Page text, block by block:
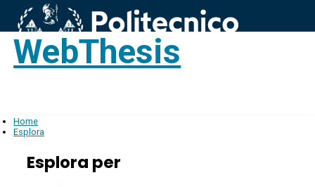
WebThesis
Home
Esplora
Esplora per